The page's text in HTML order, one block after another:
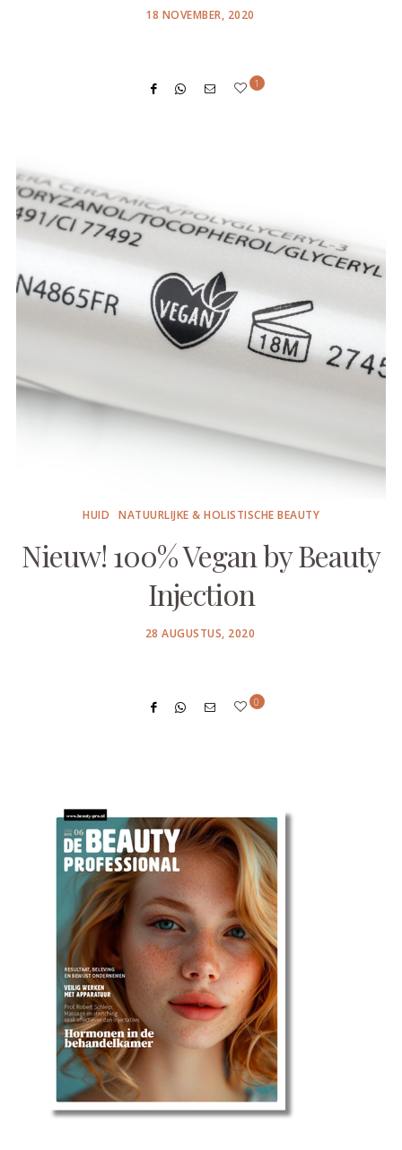
POSTED
18 NOVEMBER, 2020
1
HUID NATUURLIJKE & HOLISTISCHE BEAUTY
Nieuw! 100% Vegan by Beauty
Injection
POSTED
28 AUGUSTUS, 2020
0